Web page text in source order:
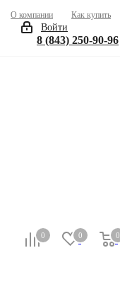
О компании Как купить
Войти
8 (843) 250-90-96
0 0 0
0